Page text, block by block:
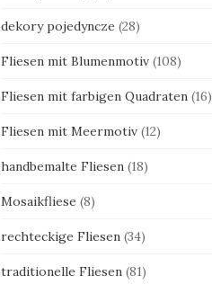
dekory pojedyncze (28)
Fliesen mit Blumenmotiv (108)
Fliesen mit farbigen Quadraten (16)
Fliesen mit Meermotiv (12)
handbemalte Fliesen (18)
Mosaikfliese (8)
rechteckige Fliesen (34)
traditionelle Fliesen (81)